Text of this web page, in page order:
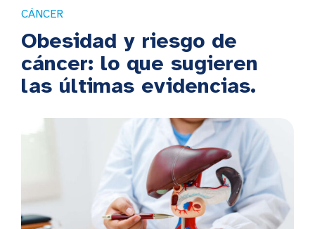
CÁNCER
Obesidad y riesgo de
cáncer: lo que sugieren
las últimas evidencias.